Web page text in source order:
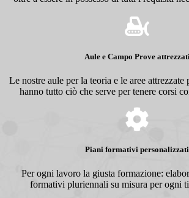
Aule e Campo Prove attrezzati
Le nostre aule per la teoria e le aree attrezzate
hanno tutto ciò che serve per tenere corsi
Piani formativi personalizzati
Per ogni lavoro la giusta formazione:
formativi pluriennali su misura per ogni